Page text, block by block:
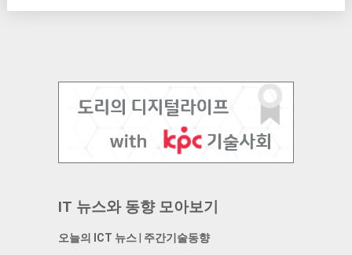
IT 뉴스와 동향 모아보기
오늘의 ICT 뉴스| 주간기술동향